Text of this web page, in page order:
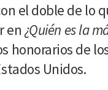
el doble de lo
en ¿Quién es la
honorarios de
Unidos.